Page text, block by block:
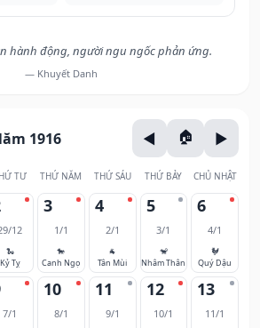
hành động, người ngu ngốc phản ứng.
— Khuyết Danh
1916
TƯ THỨ NĂM THỨ SÁU THỨ BẢY CHỦ NHẬT
12
🐍
Kỷ Tỵ
3
1/1
🐎
Canh Ngọ
4
2/1
🐐
Tân Mùi
5
3/1
🐒
Nhâm Thân
6
4/1
🐓
Quý Dậu
7/1
10
8/1
11
9/1
12
10/1
13
11/1